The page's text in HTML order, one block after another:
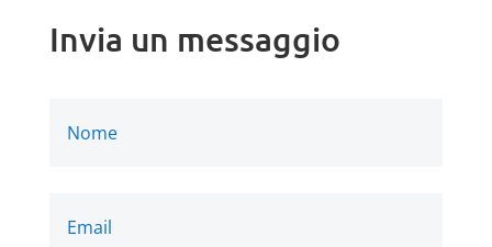
Invia un messaggio